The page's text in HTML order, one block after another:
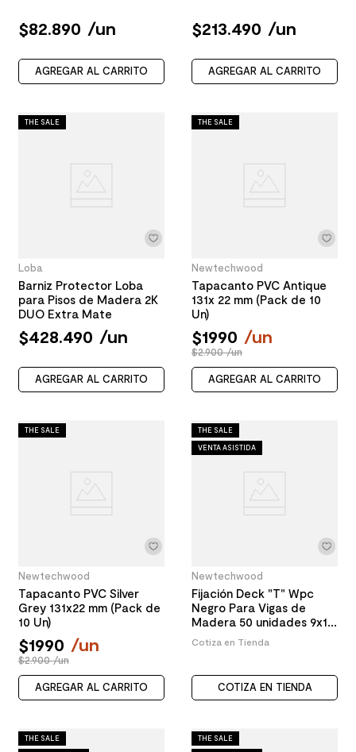
$82.890 /un
AGREGAR AL CARRITO
$213.490 /un
AGREGAR AL CARRITO
THE SALE
Loba
Barniz Protector Loba
para Pisos de Madera 2K
DUO Extra Mate
$428.490 /un
AGREGAR AL CARRITO
THE SALE
Newtechwood
Tapacanto PVC Antique
131x 22 mm (Pack de 10
Un)
$1990 /un
$2.900 /un
AGREGAR AL CARRITO
THE SALE
Newtechwood
Tapacanto PVC Silver
Grey 131x22 mm (Pack de
10 Un)
$1990 /un
$2.900 /un
AGREGAR AL CARRITO
THE SALE
VENTA ASISTIDA
Newtechwood
Fijación Deck "T" Wpc
Negro Para Vigas de
Madera 50 unidades 9x12
Cotiza en Tienda
COTIZA EN TIENDA
THE SALE
THE SALE